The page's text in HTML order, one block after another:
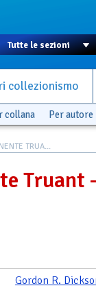
collezionismo
collana Per autore
TRUA...
Truant
Gordon R.